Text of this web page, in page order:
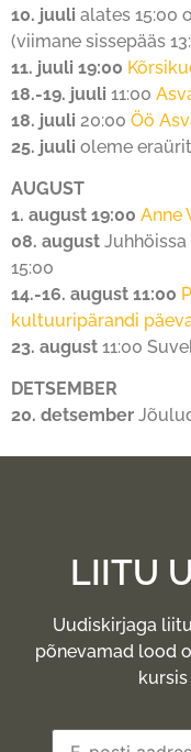
10. juuli alates 15:00
(viimane sissepääs
11. juuli 19:00
18.-19. juuli 11:00
18. juuli 20:00 Öö
25. juuli oleme
AUGUST
1. august 19:00 Anne
08. august
15:00
14.-16. august 11:00
kultuuripärandi
23. august 11:00
DETSEMBER
20. detsember
LIITU
Uudiskirjaga
põnevamad lood